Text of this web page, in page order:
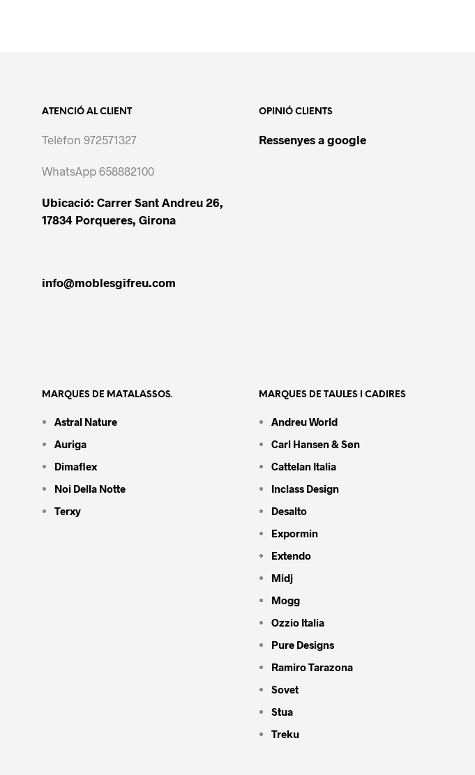
ATENCIÓ AL CLIENT
Telèfon 972571327
WhatsApp 658882100
Ubicació: Carrer Sant Andreu 26,
17834 Porqueres, Girona
info@moblesgifreu.com
OPINIÓ CLIENTS
Ressenyes a google
MARQUES DE MATALASSOS.
Astral Nature
Auriga
Dimaflex
Noi Della Notte
Terxy
MARQUES DE TAULES I CADIRES
Andreu World
Carl Hansen & Søn
Cattelan Italia
Inclass Design
Desalto
Expormin
Extendo
Midj
Mogg
Ozzio Italia
Pure Designs
Ramiro Tarazona
Sovet
Stua
Treku